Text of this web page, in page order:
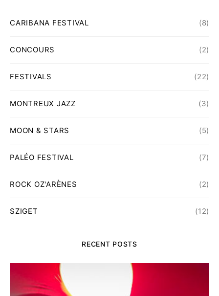
CARIBANA FESTIVAL (8)
CONCOURS (2)
FESTIVALS (22)
MONTREUX JAZZ (3)
MOON & STARS (5)
PALÉO FESTIVAL (7)
ROCK OZ'ARÈNES (2)
SZIGET (12)
RECENT POSTS